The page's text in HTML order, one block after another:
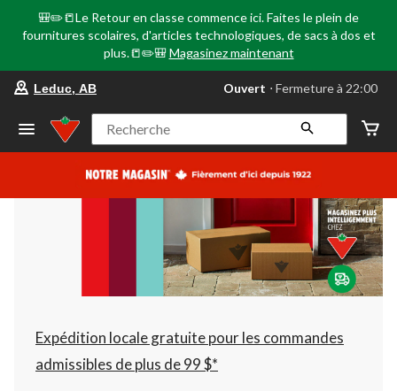
🎒✏️📒Le Retour en classe commence ici. Faites le plein de
fournitures scolaires, d'articles technologiques, de sacs à dos et
plus.📒✏️🎒 Magasinez maintenant
votre
préféré
Leduc,
AB,
courament
Fermeture
à
22:00
cliquer
pour
changer
Leduc, AB Ouvert ⋅ Fermeture à 22:00
Recherche
Expédition locale gratuite pour les commandes
admissibles de plus de 99 $*